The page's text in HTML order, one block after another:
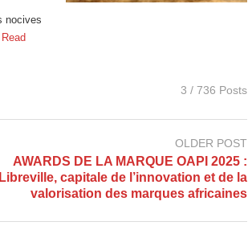
nocives
Read
3 / 736 Posts
OLDER POST
AWARDS DE LA MARQUE OAPI 2025 :
Libreville, capitale de l’innovation et de la
valorisation des marques africaines